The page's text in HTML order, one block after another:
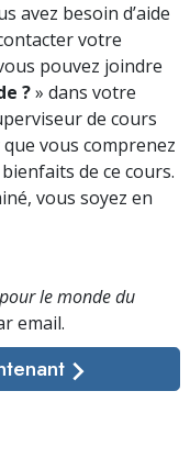
avez besoin d’aide
votre
pouvez joindre
?» dans votre
de cours
vous comprenez
de ce cours.
vous soyez en
le monde du
email.